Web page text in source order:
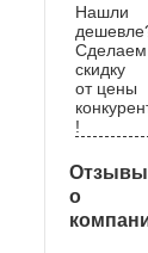
Нашли
Сделаем
скидку
от цены
!
Отзывы
о